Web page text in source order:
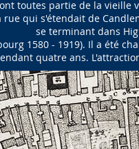
toutes partie de la vieille
qui s'étendait de
se terminant dans
1580 - 1919). Il a été
quatre ans.